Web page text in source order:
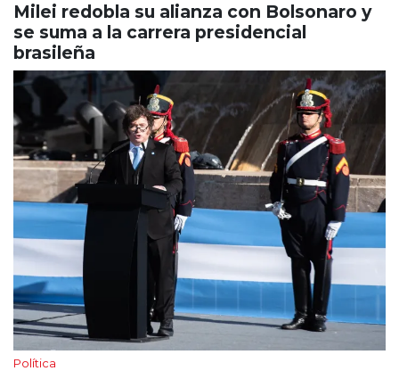
Milei redobla su alianza con Bolsonaro y
se suma a la carrera presidencial
brasileña
Política